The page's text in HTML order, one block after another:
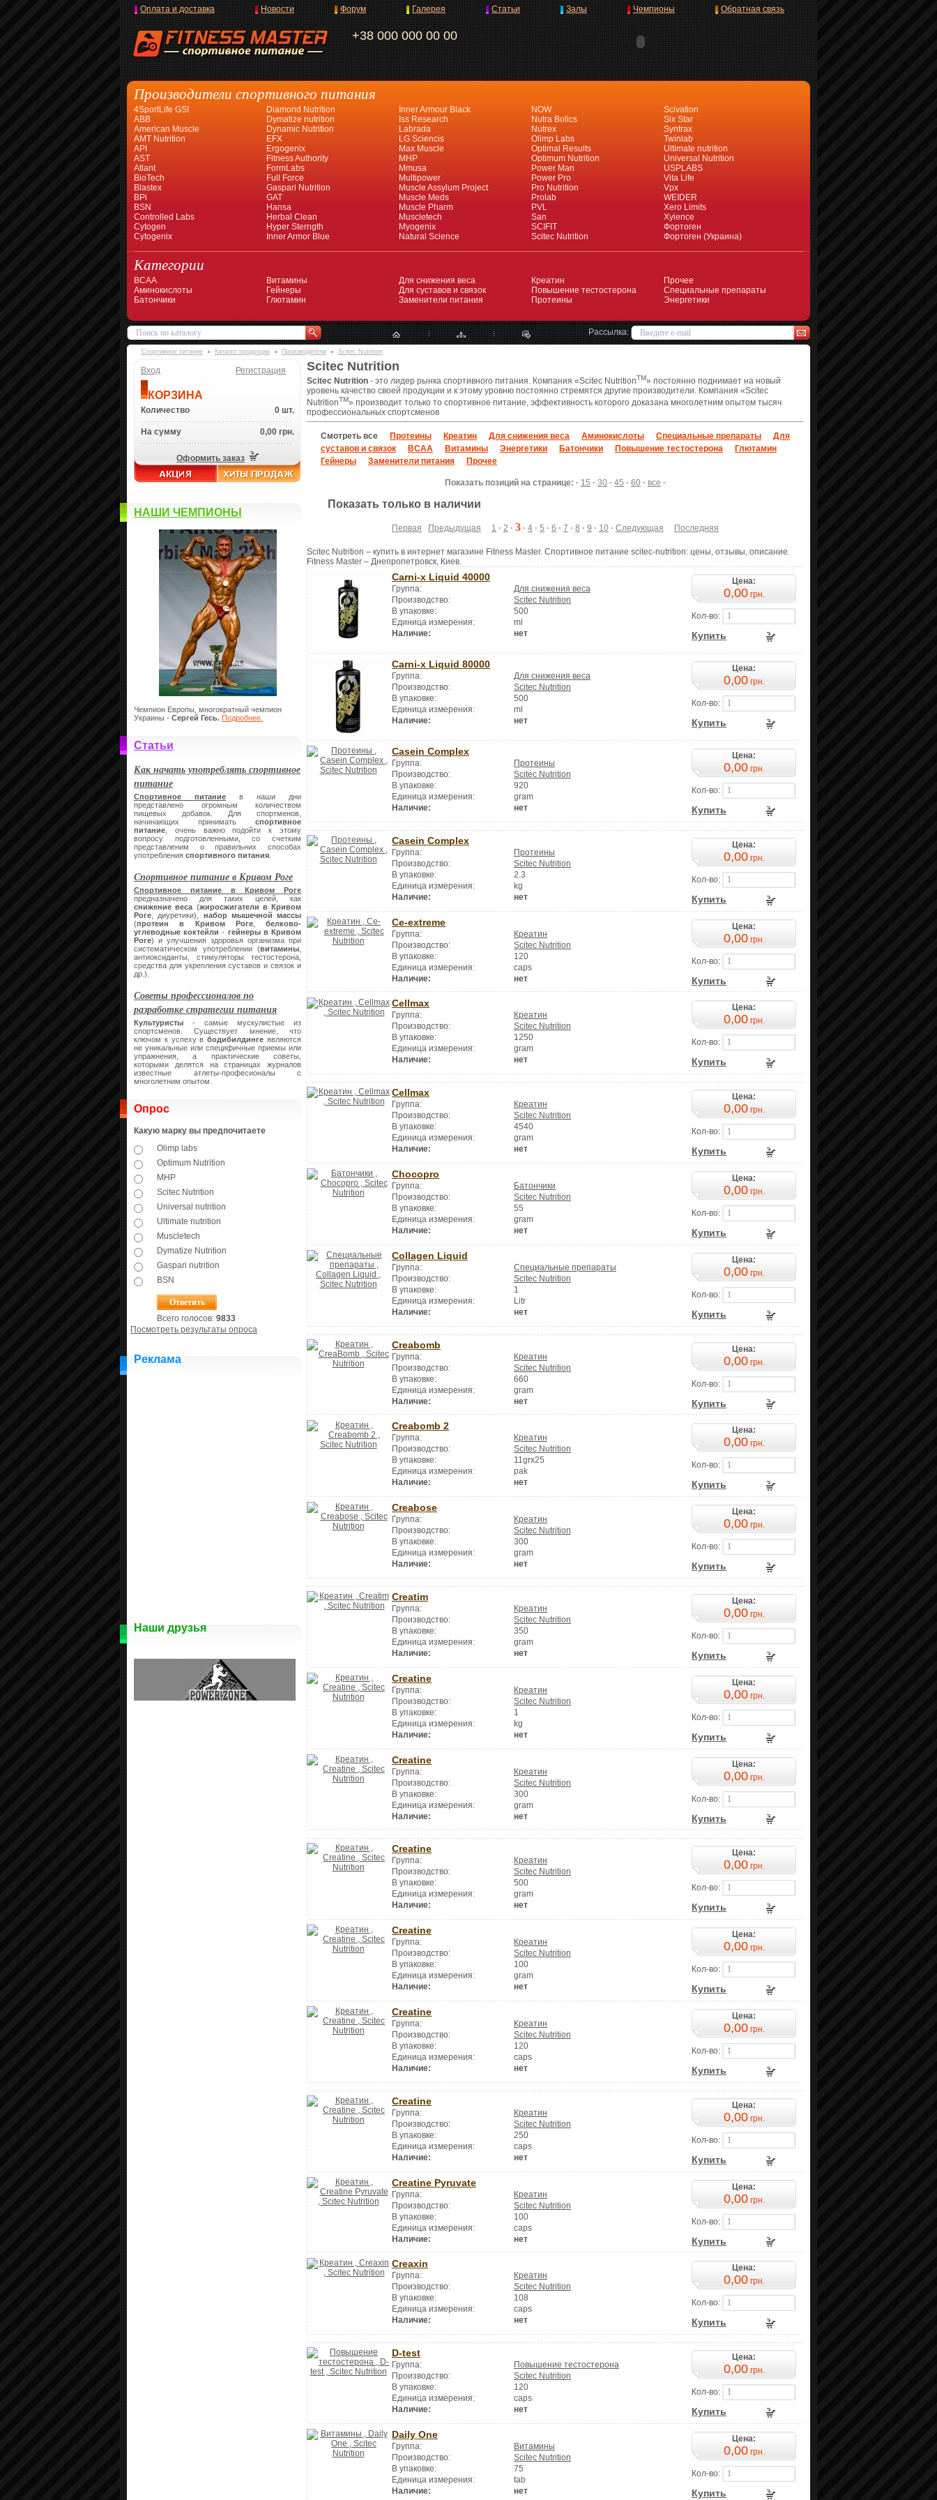
+38 000 000 00 00
Оплата и доставка Новости Форум Галерея Статьи Залы Чемпионы Обратная связь
Производители спортивного питания
4SportLife GSI
ABB
American Muscle
AMT Nutrition
API
AST
Atlant
BioTech
Blastex
BPi
BSN
Controlled Labs
Cytogen
Cytogenix
Diamond Nutrition
Dymatize nutrition
Dynamic Nutrition
EFX
Ergogenix
Fitness Authority
FormLabs
Full Force
Gaspari Nutrition
GAT
Hansa
Herbal Clean
Hyper Sterngth
Inner Armor Blue
Inner Armour Black
Iss Research
Labrada
LG Sciencis
Max Muscle
MHP
Mmusa
Multipower
Muscle Assylum Project
Muscle Meds
Muscle Pharm
Muscletech
Myogenix
Natural Science
NOW
Nutra Bolics
Nutrex
Olimp Labs
Optimal Results
Optimum Nutrition
Power Man
Power Pro
Pro Nutrition
Prolab
PVL
San
SCIFIT
Scitec Nutrition
Scivation
Six Star
Syntrax
Twinlab
Ultimate nutrition
Universal Nutrition
USPLABS
Vita Life
Vpx
WEIDER
Xero Limits
Xyience
Фортоген
Фортоген (Украина)
Категории
BCAA
Аминокислоты
Батончики
Витамины
Гейнеры
Глютамин
Для снижения веса
Для суставов и связок
Заменители питания
Креатин
Повышение тестостерона
Протеины
Прочее
Специальные препараты
Энергетики
Рассылка:
Спортивное питание Каталог продукции Производители Scitec Nutrition
Вход Регистрация
КОРЗИНА
Количество 0 шт.
На сумму 0,00 грн.
Оформить заказ
НАШИ ЧЕМПИОНЫ
Чемпион Европы, многократный чемпион
Украины - Сергей Гесь. Подробнее.
Статьи
Как начать употреблять спортивное
питание
Спортивное питание в наши дни
представлено огромным количеством
пищевых добавок. Для спортменов,
начинающих принимать спортивное
питание , очень важно подойти к этому
вопросу подготовленными, со счетким
представленим о правильних способах
употребления спортивного питания
Спортивное питание в Кривом Роге
Спортивное питание в Кривом Роге
предназначено для таких целей, как
снижение веса (жиросжигатели в Кривом
Роге , диуретики), набор мышечной массы
(протеин в Кривом Роге, белково-
углеводные коктейли - гейнеры в Кривом
Роге) и улучшения здоровья организма при
систематическом употреблении (витамины
антиоксиданты, стимуляторы тестостерона,
средства для укрепления суставов и связок и
др.).
Советы профессионалов по
разработке стратегии питания
Культуристы - самые мускулистые из
спортсменов. Существует мнение, что
ключом к успеху вбодибилдинге являются
не уникальные или специфичные приемы или
упражнения, а практические советы,
которыми делятся на страницах журналов
известные атлеты-професионалы с
многолетним опытом.
Опрос
Какую марку вы предпочитаете
Olimp labs
Optimum Nutrition
MHP
Scitec Nutrition
Universal nutrition
Ultimate nutrition
Muscletech
Dymatize Nutrition
Gaspari nutrition
BSN
Всего голосов: 9833
Посмотреть результаты опроса
Реклама
Наши друзья
Scitec Nutrition
Scitec Nutrition - это лидер рынка спортивного питания. Компания «Scitec NutritionTM» постоянно поднимает на новый
уровень качество своей продукции и к этому уровню постоянно стремятся другие производители. Компания «Scitec
NutritionTM» производит только то спортивное питание, эффективность которого доказана многолетним опытом тысяч
профессиональных спортсменов
Смотреть все Протеины Креатин Для снижения веса Аминокислоты Специальные препараты
Для
суставов и связок
BCAA Витамины Энергетики Батончики Повышение тестостерона
Глютамин
Гейнеры
Заменители питания Прочее
Показать позиций на странице: · 15 · 30 · 45 · 60 · все ·
Показать только в наличии
Первая Предыдущая 1 · 2 · 3 · 4 · 5 · 6 · 7 · 8 · 9 · 10 · Следующая Последняя
Scitec Nutrition – купить в интернет магазине Fitness Master. Спортивное питание scitec-nutrition: цены, отзывы, описание.
Fitness Master – Днепропетровск, Киев.
Carni-x Liquid 40000
Группа:
Для снижения веса
Производство:
Scitec Nutrition
В упаковке:
500
Единица измерения:
ml
Наличие:
нет
Цена:
0,00грн.
Кол-во:
Купить
Carni-x Liquid 80000
Группа:
Для снижения веса
Производство:
Scitec Nutrition
В упаковке:
500
Единица измерения:
ml
Наличие:
нет
Цена:
0,00грн.
Кол-во:
Купить
Casein Complex
Группа:
Протеины
Производство:
Scitec Nutrition
В упаковке:
920
Единица измерения:
gram
Наличие:
нет
Цена:
0,00грн.
Кол-во:
Купить
Casein Complex
Группа:
Протеины
Производство:
Scitec Nutrition
В упаковке:
2.3
Единица измерения:
kg
Наличие:
нет
Цена:
0,00грн.
Кол-во:
Купить
Ce-extreme
Группа:
Креатин
Производство:
Scitec Nutrition
В упаковке:
120
Единица измерения:
caps
Наличие:
нет
Цена:
0,00грн.
Кол-во:
Купить
Cellmax
Группа:
Креатин
Производство:
Scitec Nutrition
В упаковке:
1250
Единица измерения:
gram
Наличие:
нет
Цена:
0,00грн.
Кол-во:
Купить
Cellmax
Группа:
Креатин
Производство:
Scitec Nutrition
В упаковке:
4540
Единица измерения:
gram
Наличие:
нет
Цена:
0,00грн.
Кол-во:
Купить
Chocopro
Группа:
Батончики
Производство:
Scitec Nutrition
В упаковке:
55
Единица измерения:
gram
Наличие:
нет
Цена:
0,00грн.
Кол-во:
Купить
Collagen Liquid
Группа:
Специальные препараты
Производство:
Scitec Nutrition
В упаковке:
1
Единица измерения:
Litr
Наличие:
нет
Цена:
0,00грн.
Кол-во:
Купить
Creabomb
Группа:
Креатин
Производство:
Scitec Nutrition
В упаковке:
660
Единица измерения:
gram
Наличие:
нет
Цена:
0,00грн.
Кол-во:
Купить
Creabomb 2
Группа:
Креатин
Производство:
Scitec Nutrition
В упаковке:
11grx25
Единица измерения:
pak
Наличие:
нет
Цена:
0,00грн.
Кол-во:
Купить
Creabose
Группа:
Креатин
Производство:
Scitec Nutrition
В упаковке:
300
Единица измерения:
gram
Наличие:
нет
Цена:
0,00грн.
Кол-во:
Купить
Creatim
Группа:
Креатин
Производство:
Scitec Nutrition
В упаковке:
350
Единица измерения:
gram
Наличие:
нет
Цена:
0,00грн.
Кол-во:
Купить
Creatine
Группа:
Креатин
Производство:
Scitec Nutrition
В упаковке:
1
Единица измерения:
kg
Наличие:
нет
Цена:
0,00грн.
Кол-во:
Купить
Creatine
Группа:
Креатин
Производство:
Scitec Nutrition
В упаковке:
300
Единица измерения:
gram
Наличие:
нет
Цена:
0,00грн.
Кол-во:
Купить
Creatine
Группа:
Креатин
Производство:
Scitec Nutrition
В упаковке:
500
Единица измерения:
gram
Наличие:
нет
Цена:
0,00грн.
Кол-во:
Купить
Creatine
Группа:
Креатин
Производство:
Scitec Nutrition
В упаковке:
100
Единица измерения:
gram
Наличие:
нет
Цена:
0,00грн.
Кол-во:
Купить
Creatine
Группа:
Креатин
Производство:
Scitec Nutrition
В упаковке:
120
Единица измерения:
caps
Наличие:
нет
Цена:
0,00грн.
Кол-во:
Купить
Creatine
Группа:
Креатин
Производство:
Scitec Nutrition
В упаковке:
250
Единица измерения:
caps
Наличие:
нет
Цена:
0,00грн.
Кол-во:
Купить
Creatine Pyruvate
Группа:
Креатин
Производство:
Scitec Nutrition
В упаковке:
100
Единица измерения:
caps
Наличие:
нет
Цена:
0,00грн.
Кол-во:
Купить
Creaxin
Группа:
Креатин
Производство:
Scitec Nutrition
В упаковке:
108
Единица измерения:
caps
Наличие:
нет
Цена:
0,00грн.
Кол-во:
Купить
D-test
Группа:
Повышение тестостерона
Производство:
Scitec Nutrition
В упаковке:
120
Единица измерения:
caps
Наличие:
нет
Цена:
0,00грн.
Кол-во:
Купить
Daily One
Группа:
Витамины
Производство:
Scitec Nutrition
В упаковке:
75
Единица измерения:
tab
Наличие:
нет
Цена:
0,00грн.
Кол-во:
Купить